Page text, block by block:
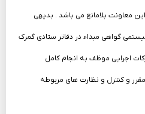
معاونت بلامانع می باشد . بدیهی
گواهی مبداء در دفاتر ستادی گمرک
اجرایی موظف به انجام کامل
و کنترل و نظارت های مربوطه